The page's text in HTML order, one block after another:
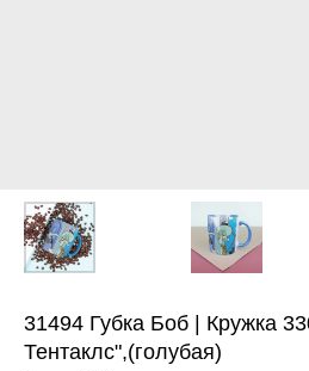
31494 Губка Боб | Кружка
Тентаклс",(голубая)